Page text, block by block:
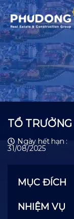
Skip
to
content
TỔ
Ngày hết hạn :
31/08/2025
MỤC ĐÍCH
NHIỆM VỤ